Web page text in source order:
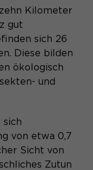
des
Kilometer
gut
sich 26
Diese bilden
ökologisch
und
sich
von etwa 0,7
Sicht von
Zutun